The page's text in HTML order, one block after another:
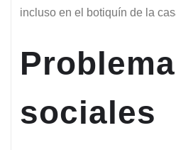
incluso en el botiquín de la
sociales